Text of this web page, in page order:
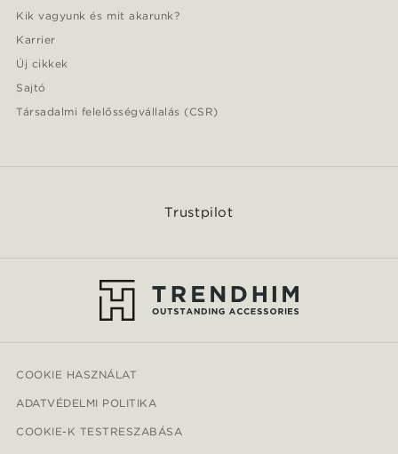
Kik vagyunk és mit akarunk?
Karrier
Új cikkek
Sajtó
Társadalmi felelősségvállalás (CSR)
Trustpilot
COOKIE HASZNÁLAT
ADATVÉDELMI POLITIKA
COOKIE-K TESTRESZABÁSA